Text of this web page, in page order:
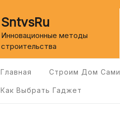
SntvsRu
Инновационные методы
строительства
Главная Строим Дом Сами
Как Выбрать Гаджет